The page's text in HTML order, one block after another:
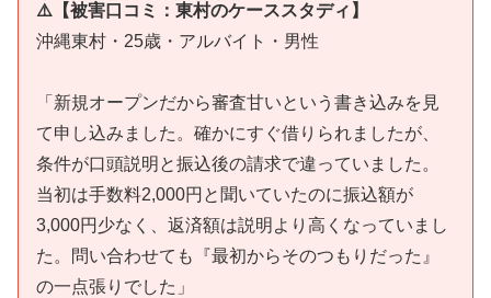
⚠️【被害口コミ：東村のケーススタディ】
沖縄東村・25歳・アルバイト・男性
「新規オープンだから審査甘いという書き込みを見
て申し込みました。確かにすぐ借りられましたが、
条件が口頭説明と振込後の請求で違っていました。
当初は手数料2,000円と聞いていたのに振込額が
3,000円少なく、返済額は説明より高くなっていまし
た。問い合わせても『最初からそのつもりだった』
の一点張りでした」